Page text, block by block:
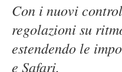
Con i nuovi
regolazioni su
estendendo le
e Safari.